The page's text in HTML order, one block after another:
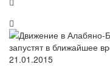
21.01.2015